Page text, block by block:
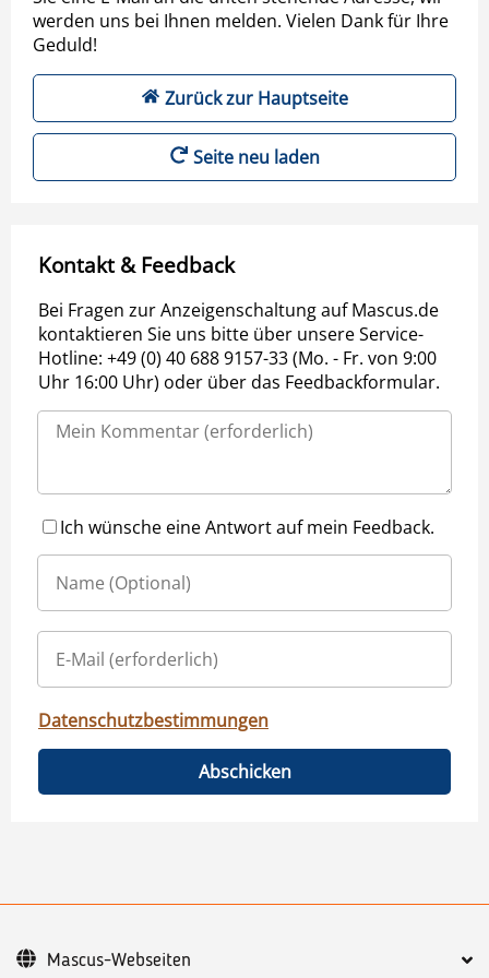
werden uns bei Ihnen melden. Vielen Dank für Ihre
Geduld!
Zurück zur Hauptseite
Seite neu laden
Kontakt & Feedback
Bei Fragen zur Anzeigenschaltung auf Mascus.de
kontaktieren Sie uns bitte über unsere Service-
Hotline: +49 (0) 40 688 9157-33 (Mo. - Fr. von 9:00
Uhr 16:00 Uhr) oder über das Feedbackformular.
Ich wünsche eine Antwort auf mein Feedback.
Datenschutzbestimmungen
Abschicken
Mascus-Webseiten